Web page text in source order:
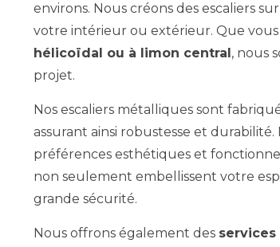
environs. Nous créons des escaliers
votre intérieur ou extérieur. Que
hélicoïdal ou à limon central, nous
projet.
Nos escaliers métalliques sont
assurant ainsi robustesse et
préférences esthétiques et
non seulement embellissent votre
grande sécurité.
Nous offrons également des